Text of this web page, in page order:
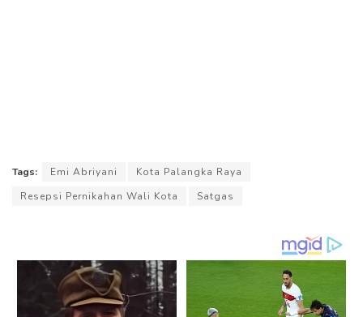
Tags: Emi Abriyani
Kota Palangka Raya
Resepsi Pernikahan Wali Kota
Satgas